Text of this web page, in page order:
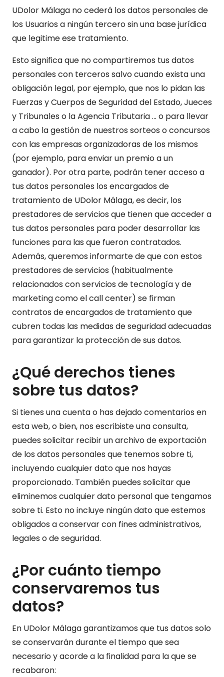
UDolor Málaga no cederá los datos personales de
los Usuarios a ningún tercero sin una base jurídica
que legitime ese tratamiento.
Esto significa que no compartiremos tus datos
personales con terceros salvo cuando exista una
obligación legal, por ejemplo, que nos lo pidan las
Fuerzas y Cuerpos de Seguridad del Estado, Jueces
y Tribunales o la Agencia Tributaria … o para llevar
a cabo la gestión de nuestros sorteos o concursos
con las empresas organizadoras de los mismos
(por ejemplo, para enviar un premio a un
ganador). Por otra parte, podrán tener acceso a
tus datos personales los encargados de
tratamiento de UDolor Málaga, es decir, los
prestadores de servicios que tienen que acceder a
tus datos personales para poder desarrollar las
funciones para las que fueron contratados.
Además, queremos informarte de que con estos
prestadores de servicios (habitualmente
relacionados con servicios de tecnología y de
marketing como el call center) se firman
contratos de encargados de tratamiento que
cubren todas las medidas de seguridad adecuadas
para garantizar la protección de sus datos.
¿Qué derechos tienes
sobre tus datos?
Si tienes una cuenta o has dejado comentarios en
esta web, o bien, nos escribiste una consulta,
puedes solicitar recibir un archivo de exportación
de los datos personales que tenemos sobre ti,
incluyendo cualquier dato que nos hayas
proporcionado. También puedes solicitar que
eliminemos cualquier dato personal que tengamos
sobre ti. Esto no incluye ningún dato que estemos
obligados a conservar con fines administrativos,
legales o de seguridad.
¿Por cuánto tiempo
conservaremos tus
datos?
En UDolor Málaga garantizamos que tus datos solo
se conservarán durante el tiempo que sea
necesario y acorde a la finalidad para la que se
recabaron: